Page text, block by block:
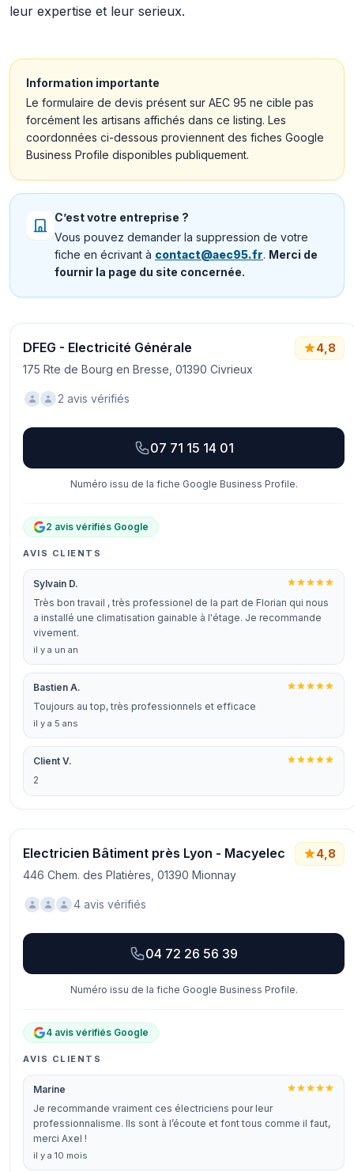
leur expertise et leur serieux.
Information importante
Le formulaire de devis présent sur AEC 95 ne cible pas
forcément les artisans affichés dans ce listing. Les
coordonnées ci-dessous proviennent des fiches Google
Business Profile disponibles publiquement.
C’est votre entreprise ?
Vous pouvez demander la suppression de votre
fiche en écrivant à contact@aec95.fr. Merci de
fournir la page du site concernée.
DFEG - Electricité Générale
175 Rte de Bourg en Bresse, 01390 Civrieux
4,8
2 avis vérifiés
07 71 15 14 01
Numéro issu de la fiche Google Business Profile.
2 avis vérifiés Google
AVIS CLIENTS
Sylvain D.
Très bon travail , très professionel de la part de Florian qui nous
a installé une climatisation gainable à l'étage. Je recommande
vivement.
il y a un an
Bastien A.
Toujours au top, très professionnels et efficace
il y a 5 ans
Client V.
2
Electricien Bâtiment près Lyon - Macyelec
446 Chem. des Platières, 01390 Mionnay
4,8
4 avis vérifiés
04 72 26 56 39
Numéro issu de la fiche Google Business Profile.
4 avis vérifiés Google
AVIS CLIENTS
Marine
Je recommande vraiment ces électriciens pour leur
professionnalisme. Ils sont à l’écoute et font tous comme il faut,
merci Axel !
il y a 10 mois